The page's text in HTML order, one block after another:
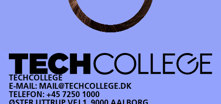
TECHCOLLEGE
E-MAIL: MAIL@TECHCOLLEGE.DK
TELEFON:+45 7250 1000